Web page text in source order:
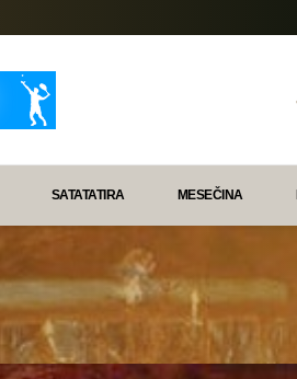
SATATATIRA MESEČINA